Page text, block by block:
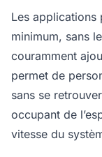
Les applications
minimum, sans
couramment
permet de
sans se
occupant de
vitesse du